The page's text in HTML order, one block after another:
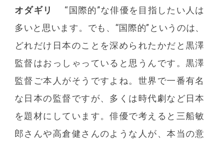
オダギリ
“国際的”な俳優を目指したい人は
多いと思います。でも、“国際的”というのは、
どれだけ日本のことを深められたかだと黒澤
監督はおっしゃっていると思うんです。黒澤
監督ご本人がそうですよね。世界で一番有名
な日本の監督ですが、多くは時代劇など日本
を題材にしています。俳優で考えると三船敏
郎さんや高倉健さんのような人が、本当の意